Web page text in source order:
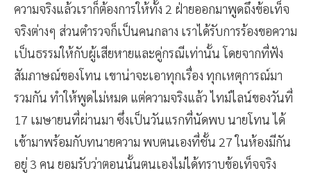
ความจริงแล้วเราก็ต้องการให้ทั้ง 2 ฝ่ายออกมาพูดถึงข้อเท็จ
จริงต่างๆ ส่วนตำรวจก็เป็นคนกลาง เราได้รับการร้องขอความ
เป็นธรรมให้กับผู้เสียหายและคู่กรณีเท่านั้น โดยจากที่ฟัง
สัมภาษณ์ของโทน เขาน่าจะเอาทุกเรื่อง ทุกเหตุการณ์มา
รวมกัน ทำให้พูดไม่หมด แต่ความจริงแล้ว ไทม์ไลน์ของวันที่
17 เมษายนที่ผ่านมา ซึ่งเป็นวันแรกที่นัดพบ นายโทน ได้
เข้ามาพร้อมกับทนายความ พบตนเองที่ชั้น 27 ในห้องมีกัน
อยู่ 3 คน ยอมรับว่าตอนนั้นตนเองไม่ได้ทราบข้อเท็จจริง